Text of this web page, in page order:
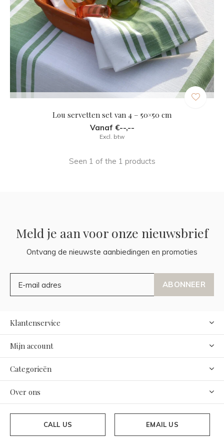
Lou servetten set van 4 – 50×50 cm
Vanaf €--,--
Excl. btw
Seen 1 of the 1 products
Meld je aan voor onze nieuwsbrief
Ontvang de nieuwste aanbiedingen en promoties
ABONNEER
Klantenservice
Mijn account
Categorieën
Over ons
CALL US EMAIL US